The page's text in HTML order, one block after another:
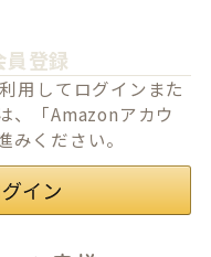
登録
用してログインまた
、「Amazonアカウ
ください。